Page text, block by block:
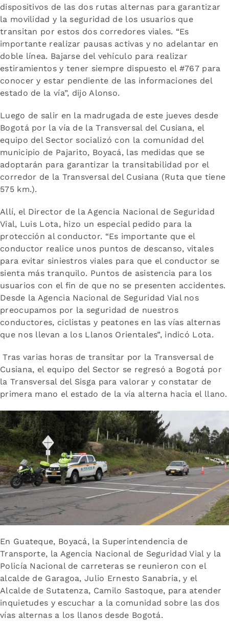
dispositivos de las dos rutas alternas para garantizar
la movilidad y la seguridad de los usuarios que
transitan por estos dos corredores viales. “Es
importante realizar pausas activas y no adelantar en
doble línea. Bajarse del vehículo para realizar
estiramientos y tener siempre dispuesto el #767 para
conocer y estar pendiente de las informaciones del
estado de la vía”, dijo Alonso.
Luego de salir en la madrugada de este jueves desde
Bogotá por la vía de la Transversal del Cusiana, el
equipo del Sector socializó con la comunidad del
municipio de Pajarito, Boyacá, las medidas que se
adoptarán para garantizar la transitabilidad por el
corredor de la Transversal del Cusiana (Ruta que tiene
575 km.).
Allí, el Director de la Agencia Nacional de Seguridad
Vial, Luis Lota, hizo un especial pedido para la
protección al conductor. “Es importante que el
conductor realice unos puntos de descanso, vitales
para evitar siniestros viales para que el conductor se
sienta más tranquilo. Puntos de asistencia para los
usuarios con el fin de que no se presenten accidentes.
Desde la Agencia Nacional de Seguridad Vial nos
preocupamos por la seguridad de nuestros
conductores, ciclistas y peatones en las vías alternas
que nos llevan a los Llanos Orientales”, indicó Lota.
Tras varias horas de transitar por la Transversal de
Cusiana, el equipo del Sector se regresó a Bogotá por
la Transversal del Sisga para valorar y constatar de
primera mano el estado de la vía alterna hacia el llano.
En Guateque, Boyacá, la Superintendencia de
Transporte, la Agencia Nacional de Seguridad Vial y la
Policía Nacional de carreteras se reunieron con el
alcalde de Garagoa, Julio Ernesto Sanabria, y el
Alcalde de Sutatenza, Camilo Sastoque, para atender
inquietudes y escuchar a la comunidad sobre las dos
vías alternas a los llanos desde Bogotá.